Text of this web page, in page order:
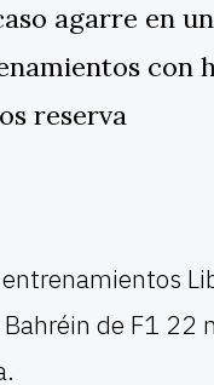
agarre en
con
reserva
de F1 22